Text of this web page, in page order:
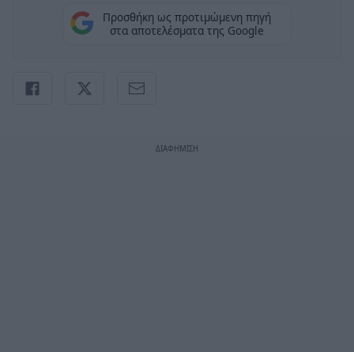
Προσθήκη ως προτιμώμενη πηγή
στα αποτελέσματα της Google